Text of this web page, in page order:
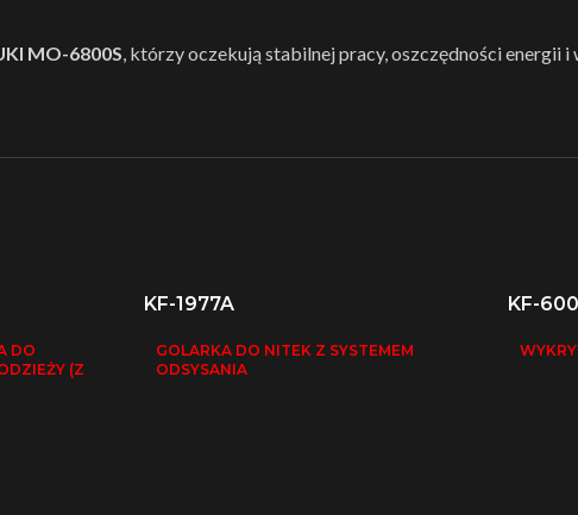
MO-6800S, którzy oczekują stabilnej pracy, oszczędności energii
DO
(Z
KF-1977A
GOLARKA DO NITEK Z SYSTEMEM
ODSYSANIA
KF-